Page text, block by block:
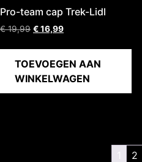
Pro-team cap Trek-Lidl
€19,99 €16,99
TOEVOEGEN AAN
WINKELWAGEN
1 2